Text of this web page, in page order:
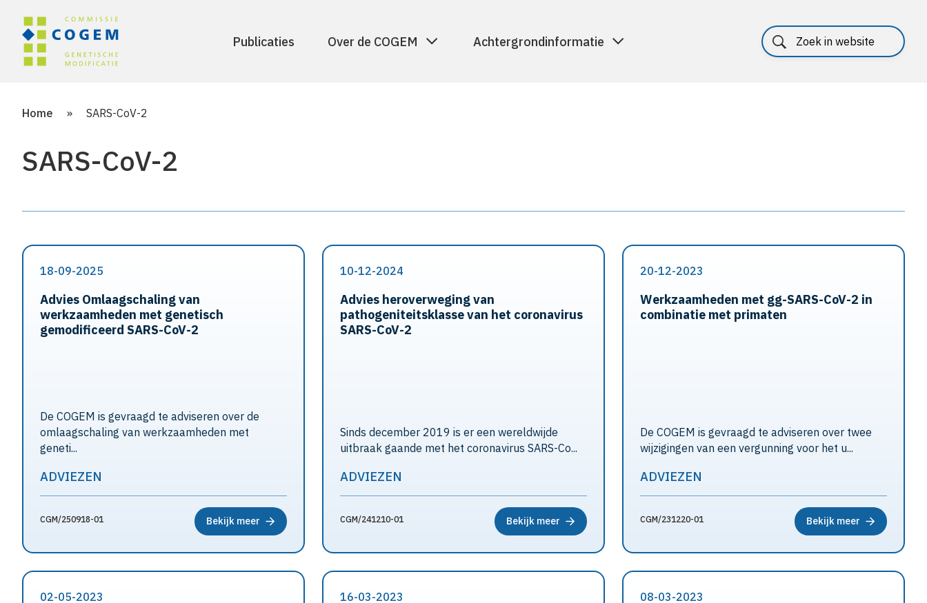
Publicaties Over de COGEM Achtergrondinformatie
Home » SARS-CoV-2
SARS-CoV-2
18-09-2025
Advies Omlaagschaling van
werkzaamheden met genetisch
gemodificeerd SARS-CoV-2
De COGEM is gevraagd te adviseren over de
omlaagschaling van werkzaamheden met
geneti...
ADVIEZEN
CGM/250918-01 Bekijk meer
10-12-2024
Advies heroverweging van
pathogeniteitsklasse van het coronavirus
SARS-CoV-2
Sinds december 2019 is er een wereldwijde
uitbraak gaande met het coronavirus SARS-Co...
ADVIEZEN
CGM/241210-01 Bekijk meer
20-12-2023
Werkzaamheden met gg-SARS-CoV-2 in
combinatie met primaten
De COGEM is gevraagd te adviseren over twee
wijzigingen van een vergunning voor het u...
ADVIEZEN
CGM/231220-01 Bekijk meer
02-05-2023 16-03-2023 08-03-2023